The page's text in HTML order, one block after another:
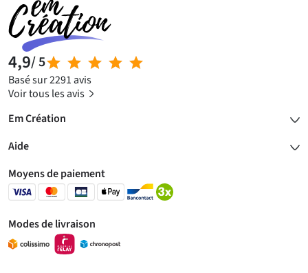
4,9/ 5
Basé sur 2291 avis
Voir tous les avis
Em Création
Aide
Moyens de paiement
Modes de livraison